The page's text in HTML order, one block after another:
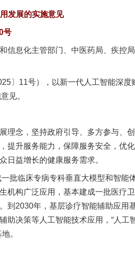
发展的实施意见
号
信息化主管部门、中医药局、疾控
〕11号），以新一代人工智能深度
见。
念，坚持政府引导、多方参与、
提升服务能力，保障服务安全，优
日益增长的健康服务需求。
临床专病专科垂直大模型和智能
机构广泛应用，基本建成一批医疗
到2030年，基层诊疗智能辅助应用
助决策等人工智能技术应用，“人工
。